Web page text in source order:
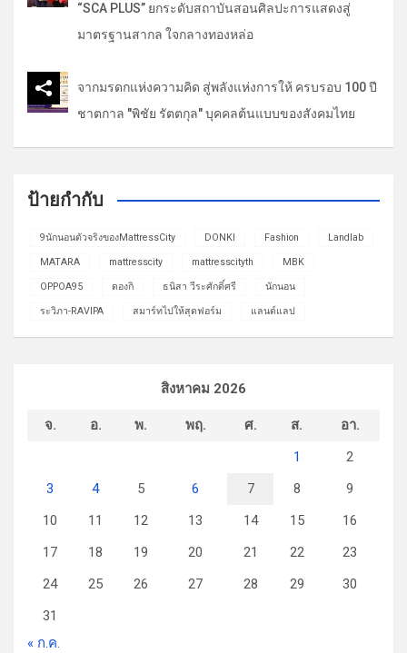
“SCA PLUS” ยกระดับสถาบันสอนศิลปะการแสดงสู่
มาตรฐานสากล ใจกลางทองหล่อ
จากมรดกแห่งความคิด สู่พลังแห่งการให้ ครบรอบ 100 ปี
ชาตกาล "พิชัย รัตตกุล" บุคคลต้นแบบของสังคมไทย
ป้ายกำกับ
9นักนอนตัวจริงของMattressCity DONKI Fashion Landlab
MATARA mattresscity mattresscityth MBK
OPPOA95 ดองกิ ธนิสา วีระศักดิ์ศรี นักนอน
ระวิภา-RAVIPA สมาร์ทไปให้สุดฟอร์ม แลนด์แลป
สิงหาคม 2026
จ. อ. พ. พฤ. ศ. ส.
อา.
1
2
3
4 5 6 7 8
9
10
11 12 13 14 15
16
17
18 19 20 21 22
23
24
25 26 27 28 29
30
31
« ก.ค.